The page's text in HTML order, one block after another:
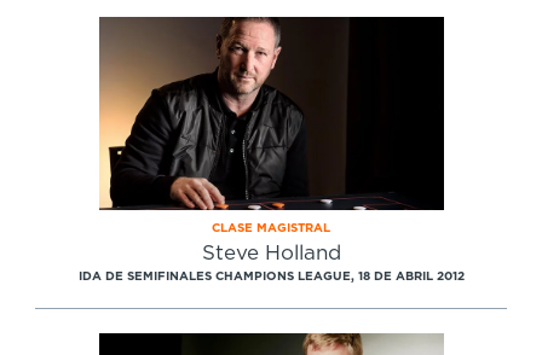
CLASE MAGISTRAL
Steve Holland
IDA DE SEMIFINALES CHAMPIONS LEAGUE, 18 DE ABRIL 2012